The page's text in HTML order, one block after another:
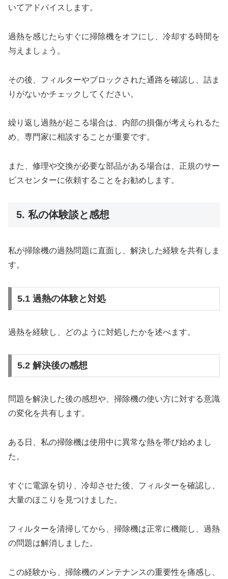
いてアドバイスします。
過熱を感じたらすぐに掃除機をオフにし、冷却する時間を
与えましょう。
その後、フィルターやブロックされた通路を確認し、詰ま
りがないかチェックしてください。
繰り返し過熱が起こる場合は、内部の損傷が考えられるた
め、専門家に相談することが重要です。
また、修理や交換が必要な部品がある場合は、正規のサー
ビスセンターに依頼することをお勧めします。
5. 私の体験談と感想
私が掃除機の過熱問題に直面し、解決した経験を共有しま
す。
5.1 過熱の体験と対処
過熱を経験し、どのように対処したかを述べます。
5.2 解決後の感想
問題を解決した後の感想や、掃除機の使い方に対する意識
の変化を共有します。
ある日、私の掃除機は使用中に異常な熱を帯び始めまし
た。
すぐに電源を切り、冷却させた後、フィルターを確認し、
大量のほこりを見つけました。
フィルターを清掃してから、掃除機は正常に機能し、過熱
の問題は解消しました。
この経験から、掃除機のメンテナンスの重要性を痛感し、